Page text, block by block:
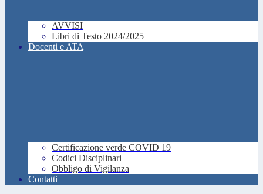
AVVISI
Libri di Testo 2024/2025
Docenti e ATA
Certificazione verde COVID 19
Codici Disciplinari
Obbligo di Vigilanza
Contatti